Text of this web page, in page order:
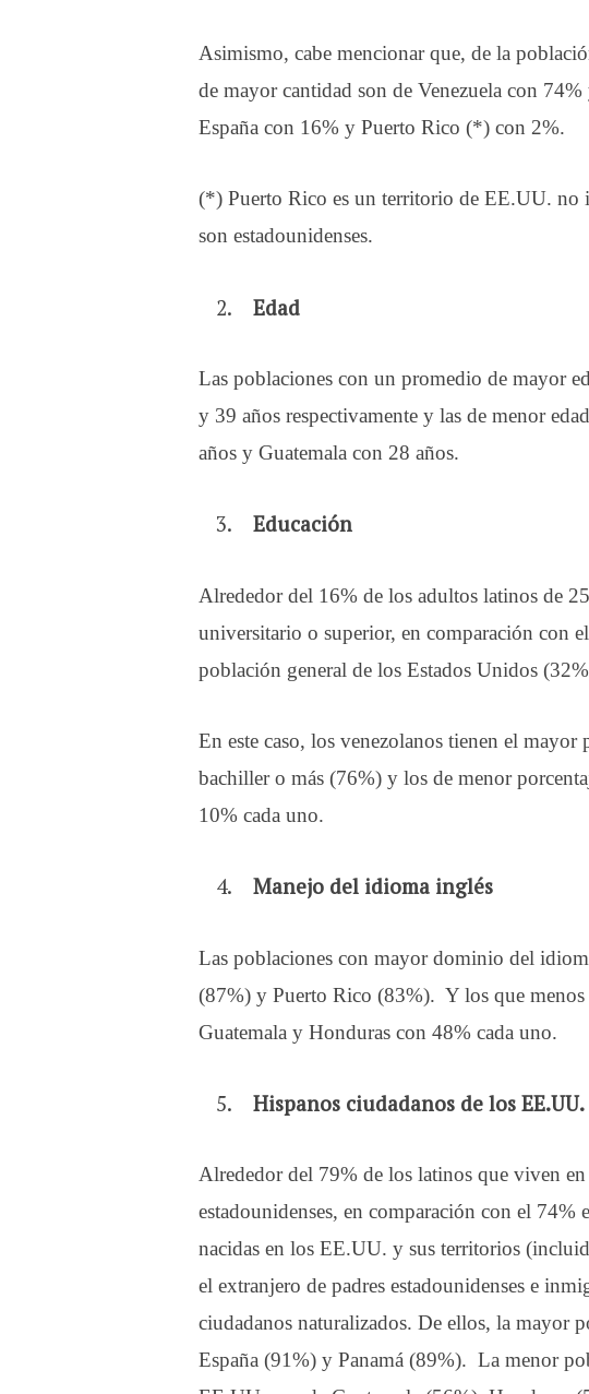
Asimismo, cabe mencionar que, de la
de mayor cantidad son de Venezuela con
España con 16% y Puerto Rico (*) con 2%.
(*) Puerto Rico es un territorio de EE.UU. no
son estadounidenses.
Edad
Las poblaciones con un promedio de mayor
y 39 años respectivamente y las de menor
años y Guatemala con 28 años.
Educación
Alrededor del 16% de los adultos latinos de
universitario o superior, en comparación con
población general de los Estados Unidos
En este caso, los venezolanos tienen el mayor
bachiller o más (76%) y los de menor
10% cada uno.
Manejo del idioma inglés
Las poblaciones con mayor dominio del
(87%) y Puerto Rico (83%). Y los que
Guatemala y Honduras con 48% cada uno.
Hispanos ciudadanos de los EE.UU.
Alrededor del 79% de los latinos que viven
estadounidenses, en comparación con el 74%
nacidas en los EE.UU. y sus territorios
el extranjero de padres estadounidenses e
ciudadanos naturalizados. De ellos, la mayor
España (91%) y Panamá (89%). La menor